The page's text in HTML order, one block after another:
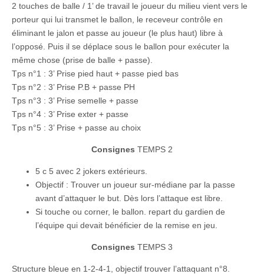
2 touches de balle / 1’ de travail le joueur du milieu vient vers le
porteur qui lui transmet le ballon, le receveur contrôle en
éliminant le jalon et passe au joueur (le plus haut) libre à
l’opposé. Puis il se déplace sous le ballon pour exécuter la
même chose (prise de balle + passe).
Tps n°1 : 3’ Prise pied haut + passe pied bas
Tps n°2 : 3’ Prise P.B + passe PH
Tps n°3 : 3’ Prise semelle + passe
Tps n°4 : 3’ Prise exter + passe
Tps n°5 : 3’ Prise + passe au choix
Consignes TEMPS 2
5 c 5 avec 2 jokers extérieurs.
Objectif : Trouver un joueur sur-médiane par la passe
avant d’attaquer le but. Dès lors l’attaque est libre.
Si touche ou corner, le ballon. repart du gardien de
l’équipe qui devait bénéficier de la remise en jeu.
Consignes TEMPS 3
Structure bleue en 1-2-4-1, objectif trouver l’attaquant n°8.